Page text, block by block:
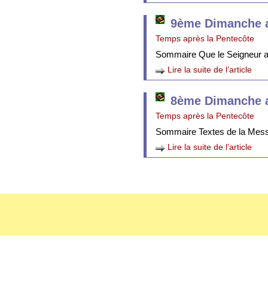
9ème Dimanche
Temps après la Pentecôte
Sommaire Que le Seigneur
Lire la suite de l’article
8ème Dimanche
Temps après la Pentecôte
Sommaire Textes de la
Lire la suite de l’article